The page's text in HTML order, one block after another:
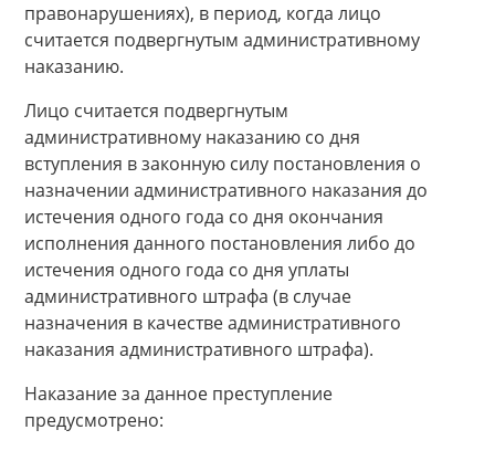
правонарушениях), в период, когда лицо
считается подвергнутым административному
наказанию.
Лицо считается подвергнутым
административному наказанию со дня
вступления в законную силу постановления о
назначении административного наказания до
истечения одного года со дня окончания
исполнения данного постановления либо до
истечения одного года со дня уплаты
административного штрафа (в случае
назначения в качестве административного
наказания административного штрафа).
Наказание за данное преступление
предусмотрено: